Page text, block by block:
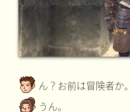
ん？お前は冒険者か。
うん。